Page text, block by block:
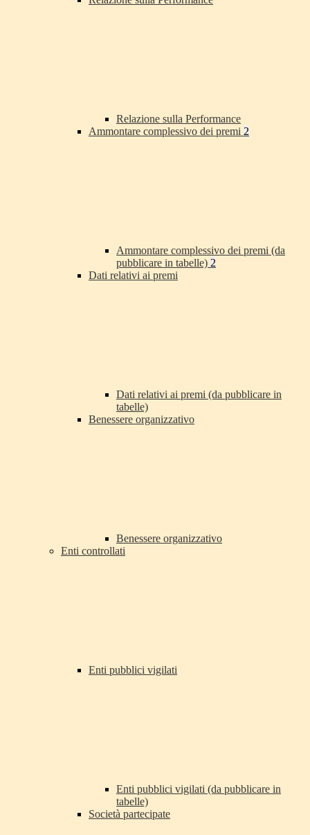
Relazione sulla Performance
Ammontare complessivo dei premi 2
Ammontare complessivo dei premi (da
pubblicare in tabelle) 2
Dati relativi ai premi
Dati relativi ai premi (da pubblicare in
tabelle)
Benessere organizzativo
Benessere organizzativo
Enti controllati
Enti pubblici vigilati
Enti pubblici vigilati (da pubblicare in
tabelle)
Società partecipate